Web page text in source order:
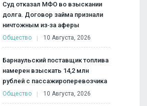
Суд отказал МФО во взыскании
долга. Договор займа признали
ничтожным из‑за аферы
Общество 10 Августа, 2026
Барнаульский поставщик топлива
намерен взыскать 14,2 млн
рублей с пассажироперевозчика
Общество 10 Августа, 2026